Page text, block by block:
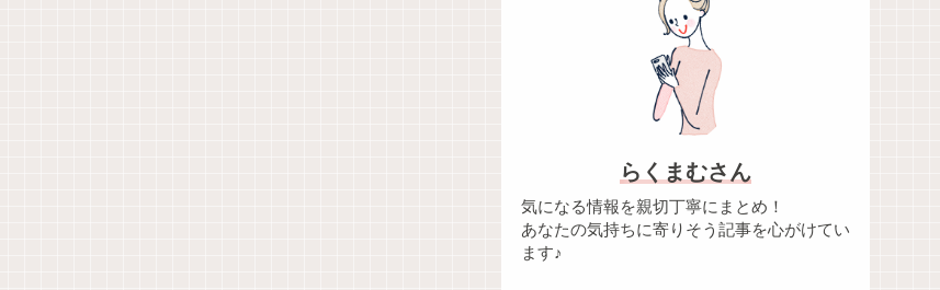
らくまむさん
気になる情報を親切丁寧にまとめ！
あなたの気持ちに寄りそう記事を心がけてい
ます♪